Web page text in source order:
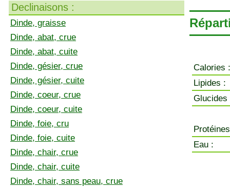
Declinaisons :
Dinde, graisse
Dinde, abat, crue
Dinde, abat, cuite
Dinde, gésier, crue
Dinde, gésier, cuite
Dinde, coeur, crue
Dinde, coeur, cuite
Dinde, foie, cru
Dinde, foie, cuite
Dinde, chair, crue
Dinde, chair, cuite
Dinde, chair, sans peau, crue
Calories :
Lipides :
Glucides
Eau :